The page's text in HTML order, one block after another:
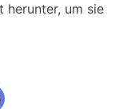
herunter, um sie